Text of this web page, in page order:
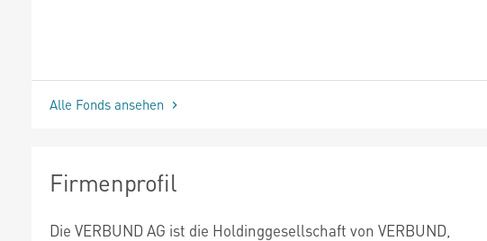
Alle Fonds ansehen
Firmenprofil
Die VERBUND AG ist die Holdinggesellschaft von VERBUND,